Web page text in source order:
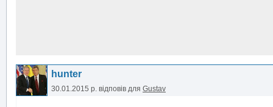
hunter
30.01.2015 р. відповів для Gustav